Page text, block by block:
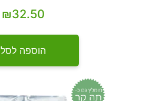
₪32.50
הוספה לסל